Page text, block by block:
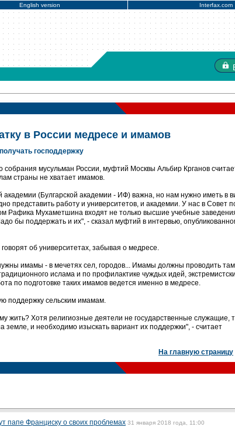
English version Interfax.com
в России медресе и имамов
господдержку
мусульман России, муфтий Москвы Альбир Крганов
страны не хватает имамов.
(Булгарской академии - ИФ) важна, но нам нужно иметь в
представить работу и университетов, и академии. У нас в Совет
Рафика Мухаметшина входят не только высшие учебные
бы поддержать и их", - сказал муфтий в интервью,
об университетах, забывая о медресе.
имамы - в мечетях сел, городов... Имамы должны проводить там
ислама и по профилактике чуждых идей,
по подготовке таких имамов ведется именно в медресе.
поддержку сельским имамам.
жить? Хотя религиозные деятели не государственные служащие,
и необходимо изыскать вариант их поддержки", - считает
На главную страницу
папе Франциску о своих проблемах 31 января 2018 года, 11:00